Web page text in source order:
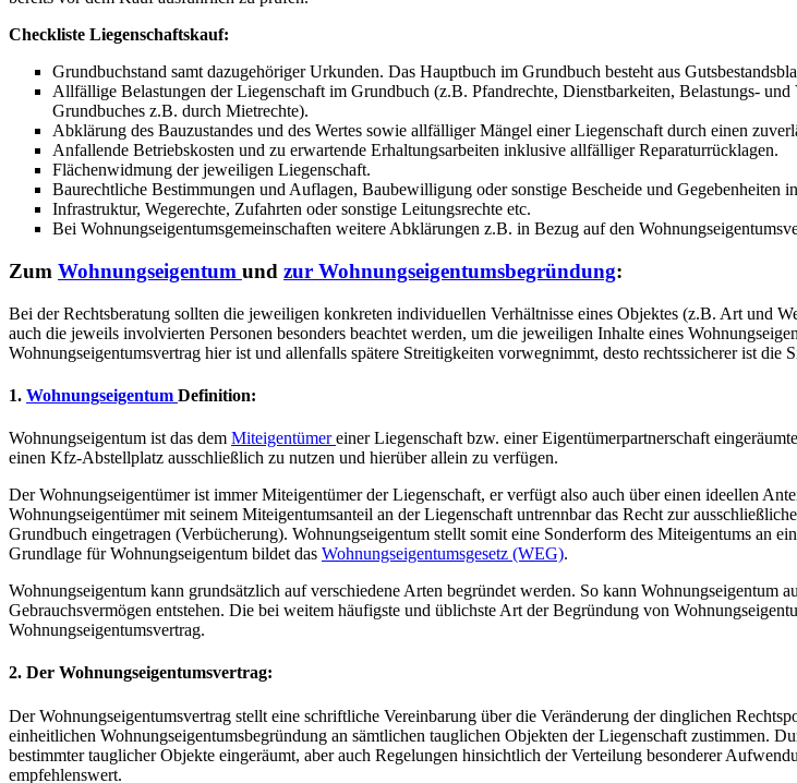
Checkliste Liegenschaftskauf:
Grundbuchstand samt dazugehöriger Urkunden. Das Hauptbuch im Grundbuch besteht aus
Allfällige Belastungen der Liegenschaft im Grundbuch (z.B. Pfandrechte, Dienstbarkeiten, Belastungs-
Grundbuches z.B. durch Mietrechte).
Abklärung des Bauzustandes und des Wertes sowie allfälliger Mängel einer Liegenschaft durch einen
Anfallende Betriebskosten und zu erwartende Erhaltungsarbeiten inklusive allfälliger Reparaturrücklagen.
Flächenwidmung der jeweiligen Liegenschaft.
Baurechtliche Bestimmungen und Auflagen, Baubewilligung oder sonstige Bescheide und Gegebenheiten
Infrastruktur, Wegerechte, Zufahrten oder sonstige Leitungsrechte etc.
Bei Wohnungseigentumsgemeinschaften weitere Abklärungen z.B. in Bezug auf den
Zum Wohnungseigentum und zur Wohnungseigentumsbegründung:
Bei der Rechtsberatung sollten die jeweiligen konkreten individuellen Verhältnisse eines Objektes (z.B. Art und
auch die jeweils involvierten Personen besonders beachtet werden, um die jeweiligen Inhalte eines
Wohnungseigentumsvertrag hier ist und allenfalls spätere Streitigkeiten vorwegnimmt, desto rechtssicherer ist die
1. Wohnungseigentum Definition:
Wohnungseigentum ist das dem Miteigentümereiner Liegenschaft bzw. einer Eigentümerpartnerschaft
einen Kfz-Abstellplatz ausschließlich zu nutzen und hierüber allein zu verfügen.
Der Wohnungseigentümer ist immer Miteigentümer der Liegenschaft, er verfügt also auch über einen ideellen
Wohnungseigentümer mit seinem Miteigentumsanteil an der Liegenschaft untrennbar das Recht zur
Grundbuch eingetragen (Verbücherung). Wohnungseigentum stellt somit eine Sonderform des Miteigentums an
Grundlage für Wohnungseigentum bildet das Wohnungseigentumsgesetz (WEG).
Wohnungseigentum kann grundsätzlich auf verschiedene Arten begründet werden. So kann
Gebrauchsvermögen entstehen. Die bei weitem häufigste und üblichste Art der Begründung von
Wohnungseigentumsvertrag.
2. Der Wohnungseigentumsvertrag:
Der Wohnungseigentumsvertrag stellt eine schriftliche Vereinbarung über die Veränderung der dinglichen
einheitlichen Wohnungseigentumsbegründung an sämtlichen tauglichen Objekten der Liegenschaft zustimmen.
bestimmter tauglicher Objekte eingeräumt, aber auch Regelungen hinsichtlich der Verteilung besonderer
empfehlenswert.